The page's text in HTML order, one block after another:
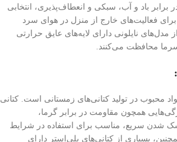
برابر باد و آب، سبکی و انعطاف‌پذیری، انتخابی
فعالیت‌های خارج از منزل در هوای سرد
مدل‌های نایلونی دارای لایه‌های عایق حرارتی
سرما محافظت می‌کنند.
محبوب در تولید کتانی‌های زمستانی است. کتانی
همچون مقاومت در برابر گرما،
شدن سریع، مناسب برای استفاده در شرایط
بسیاری از کتانی‌های پلی‌استر دارای